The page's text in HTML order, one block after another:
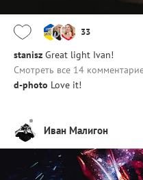
33
stanisz Great light Ivan!
Смотреть все 14
d-photo Love it!
Иван Малигон